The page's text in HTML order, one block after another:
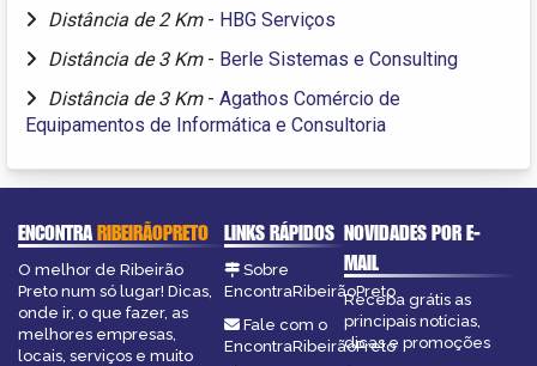
Distância de 2 Km - HBG Serviços
Distância de 3 Km - Berle Sistemas e Consulting
Distância de 3 Km - Agathos Comércio de
Equipamentos de Informática e Consultoria
ENCONTRARIBEIRÃOPRETO
O melhor de Ribeirão
Preto num só lugar! Dicas,
onde ir, o que fazer, as
melhores empresas,
locais, serviços e muito
LINKS RÁPIDOS
Sobre
EncontraRibeirãoPreto
Fale com o
EncontraRibeirãoPreto
NOVIDADES POR E-
MAIL
Receba grátis as
principais notícias,
dicas e promoções